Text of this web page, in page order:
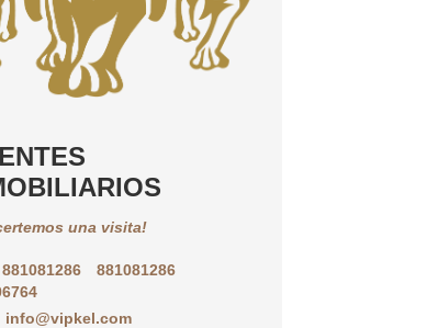
una visita!
881081286
881081286
info@vipkel.com